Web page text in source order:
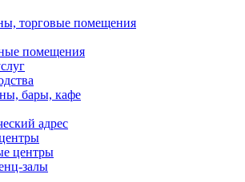
торговые помещения
помещения
бары, кафе
адрес
центры
залы